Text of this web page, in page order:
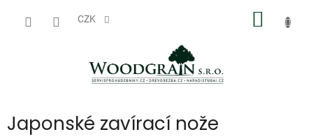
CZK
Japonské zavírací nože